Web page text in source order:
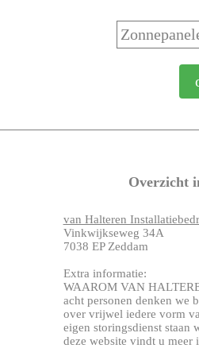
Overzicht
van Halteren
Vinkwijkseweg 34A
7038 EP Zeddam
Extra informatie:
WAAROM VAN
acht personen denken we
over vrijwel iedere vorm
eigen storingsdienst staan
deze website vindt u meer